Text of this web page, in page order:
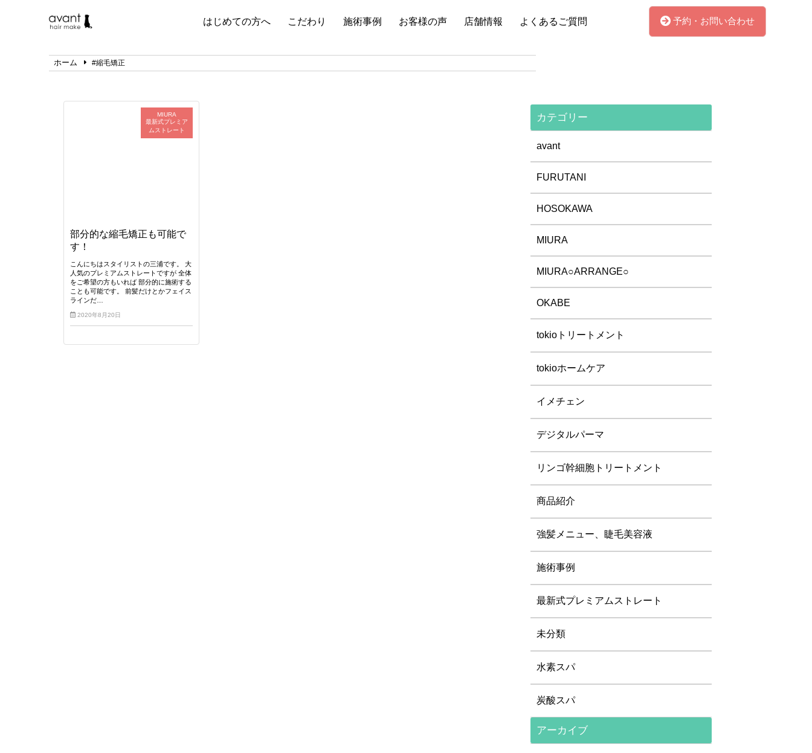
はじめての方へ こだわり 施術事例 お客様の声 店舗情報 よくあるご質問 予約・お問い合わせ
ホーム #縮毛矯正
MIURA
最新式プレミア
ムストレート
部分的な縮毛矯正も可能で
す！
こんにちはスタイリストの三浦です。 大
人気のプレミアムストレートですが 全体
をご希望の方もいれば 部分的に施術する
ことも可能です。 前髪だけとかフェイス
ラインだ…
2020年8月20日
カテゴリー
avant
FURUTANI
HOSOKAWA
MIURA
MIURA○ARRANGE○
OKABE
tokioトリートメント
tokioホームケア
イメチェン
デジタルパーマ
リンゴ幹細胞トリートメント
商品紹介
強髪メニュー、睫毛美容液
施術事例
最新式プレミアムストレート
未分類
水素スパ
炭酸スパ
アーカイブ